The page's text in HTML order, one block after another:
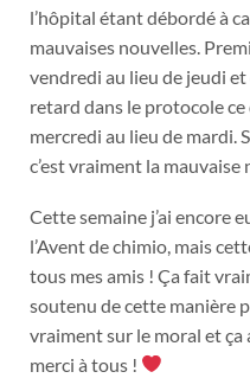
l’hôpital étant débordé à
mauvaises nouvelles.
vendredi au lieu de jeudi
retard dans le protocole
mercredi au lieu de mardi.
c’est vraiment la
Cette semaine j’ai encore
l’Avent de chimio, mais
tous mes amis ! Ça fait
soutenu de cette manière
vraiment sur le moral et ça
merci à tous !